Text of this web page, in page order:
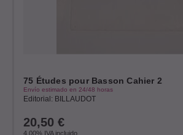
75 Études pour Basson Cahier 2
Envío estimado en 24/48 horas
Editorial: BILLAUDOT
20,50 €
4.00% IVA incluido